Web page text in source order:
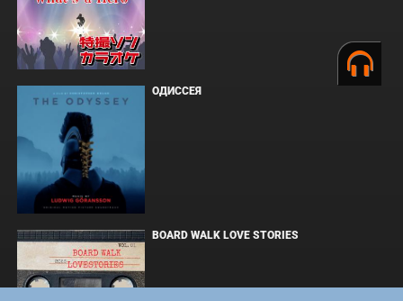
ОДИССЕЯ
BOARD WALK LOVE STORIES